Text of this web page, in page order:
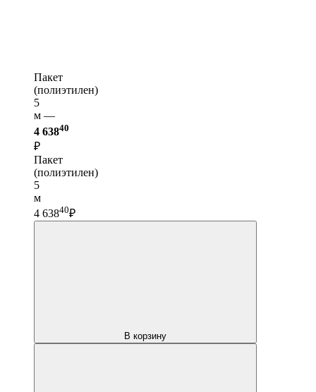
Пакет
(полиэтилен)
5
м —
4 63840
₽
Пакет
(полиэтилен)
5
м
4 63840₽
В корзину